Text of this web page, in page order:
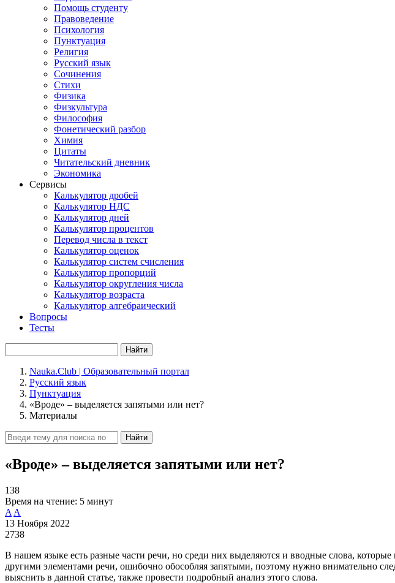
Помощь студенту
Правоведение
Психология
Пунктуация
Религия
Русский язык
Сочинения
Стихи
Физика
Физкультура
Философия
Фонетический разбор
Химия
Цитаты
Читательский дневник
Экономика
Сервисы
Калькулятор дробей
Калькулятор НДС
Калькулятор дней
Калькулятор процентов
Перевод числа в текст
Калькулятор оценок
Калькулятор систем счисления
Калькулятор пропорций
Калькулятор округления числа
Калькулятор возраста
Калькулятор алгебраический
Вопросы
Тесты
Найти
Nauka.Club | Образовательный портал
Русский язык
Пунктуация
«Вроде» – выделяется запятыми или нет?
Материалы
Найти
«Вроде» – выделяется запятыми или нет?
138
Время на чтение: 5 минут
A A
13 Ноября 2022
2738
В нашем языке есть разные части речи, но среди них выделяются и вводные слова,
другими элементами речи, ошибочно обособляя запятыми, поэтому нужно внимательно
выяснить в данной статье, также провести подробный анализ этого слова.